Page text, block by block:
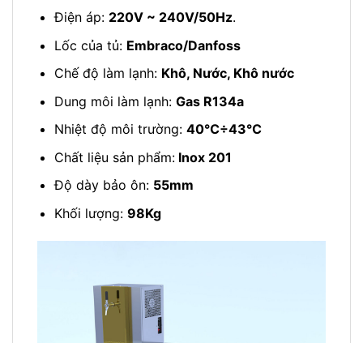
Điện áp: 220V ~ 240V/50Hz.
Lốc của tủ: Embraco/Danfoss
Chế độ làm lạnh: Khô, Nước, Khô nước
Dung môi làm lạnh: Gas R134a
Nhiệt độ môi trường: 40℃÷43℃
Chất liệu sản phẩm:Inox 201
Độ dày bảo ôn: 55mm
Khối lượng: 98Kg